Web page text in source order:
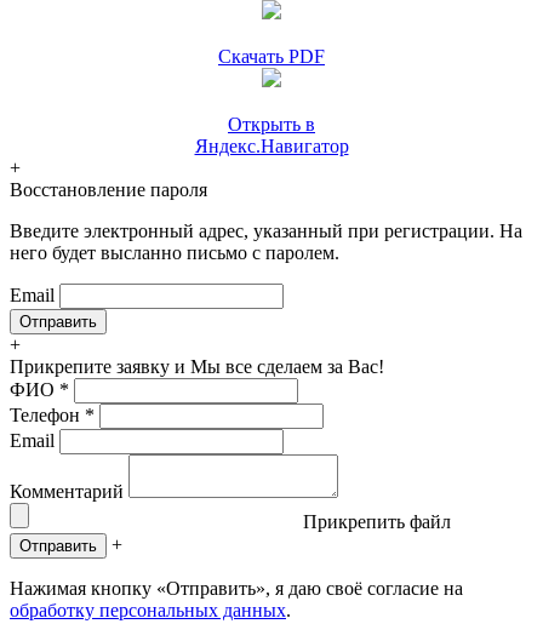
Скачать PDF
Открыть в
Яндекс.Навигатор
+
Восстановление пароля
Введите электронный адрес, указанный при регистрации. На
него будет высланно письмо с паролем.
Email
+
Прикрепите заявку и Мы все сделаем за Вас!
ФИО *
Телефон *
Email
Комментарий
Прикрепить файл
Отправить +
Нажимая кнопку «Отправить», я даю своё согласие на
обработку персональных данных.